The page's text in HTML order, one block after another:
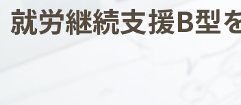
就労継続支援B型